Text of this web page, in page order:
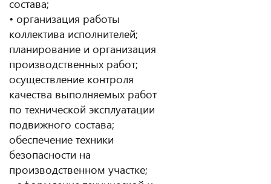
состава;
• организация работы
коллектива исполнителей;
планирование и организация
производственных работ;
осуществление контроля
качества выполняемых работ
по технической эксплуатации
подвижного состава;
обеспечение техники
безопасности на
производственном участке;